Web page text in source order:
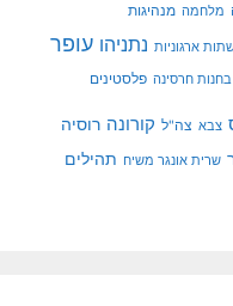
מלחמה מנהיגות
ארגוניות נתניהו עופר
בחנות חרסינה פלסטינים
צבא צה"ל קורונה רוסיה
שרית אונגר משיח תהילים